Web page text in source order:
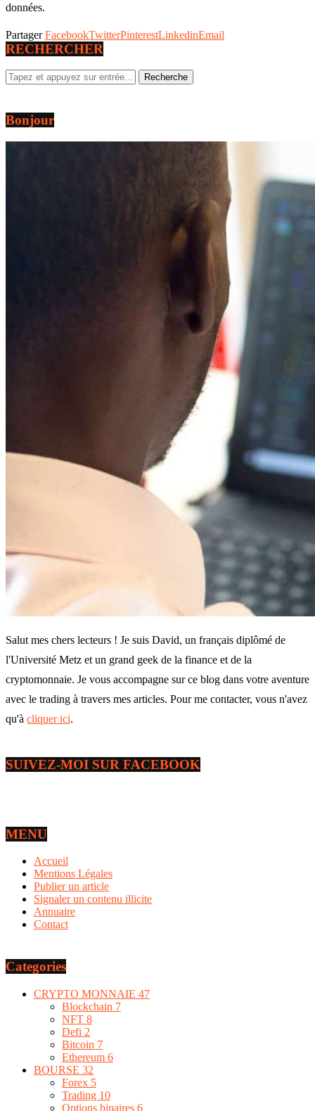
données.
Partager FacebookTwitterPinterestLinkedinEmail
RECHERCHER
Bonjour
Salut mes chers lecteurs ! Je suis David, un français diplômé de
l'Université Metz et un grand geek de la finance et de la
cryptomonnaie. Je vous accompagne sur ce blog dans votre aventure
avec le trading à travers mes articles. Pour me contacter, vous n'avez
qu'à cliquer ici.
SUIVEZ-MOI SUR FACEBOOK
MENU
Accueil
Mentions Légales
Publier un article
Signaler un contenu illicite
Annuaire
Contact
Categories
CRYPTO MONNAIE 47
Blockchain 7
NFT 8
Defi 2
Bitcoin 7
Ethereum 6
BOURSE 32
Forex 5
Trading 10
Options binaires 6